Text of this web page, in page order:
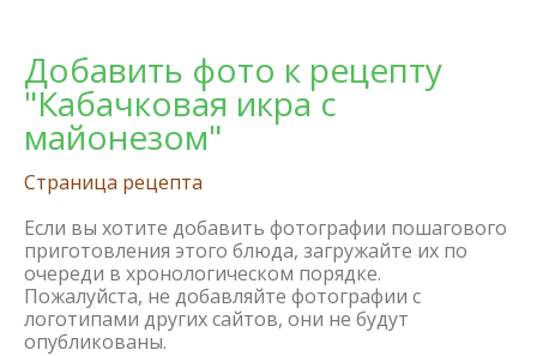
Добавить фото к рецепту
"Кабачковая икра с
майонезом"
Страница рецепта
Если вы хотите добавить фотографии пошагового
приготовления этого блюда, загружайте их по
очереди в хронологическом порядке.
Пожалуйста, не добавляйте фотографии с
логотипами других сайтов, они не будут
опубликованы.